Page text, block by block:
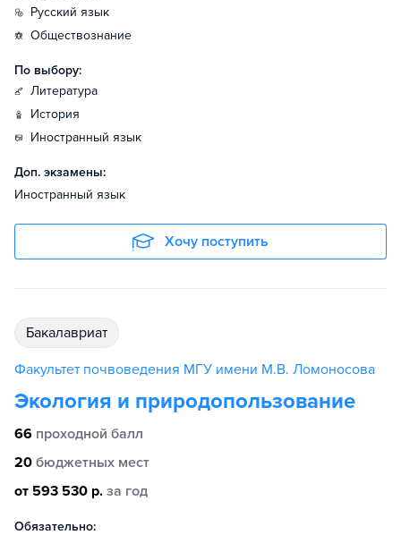
русский язык
обществознание
По выбору:
литература
история
иностранный язык
Доп. экзамены:
Иностранный язык
Хочу поступить
бакалавриат
Факультет почвоведения МГУ имени М.В. Ломоносова
Экология и природопользование
66 проходной балл
20 бюджетных мест
от 593 530 р. за год
Обязательно: